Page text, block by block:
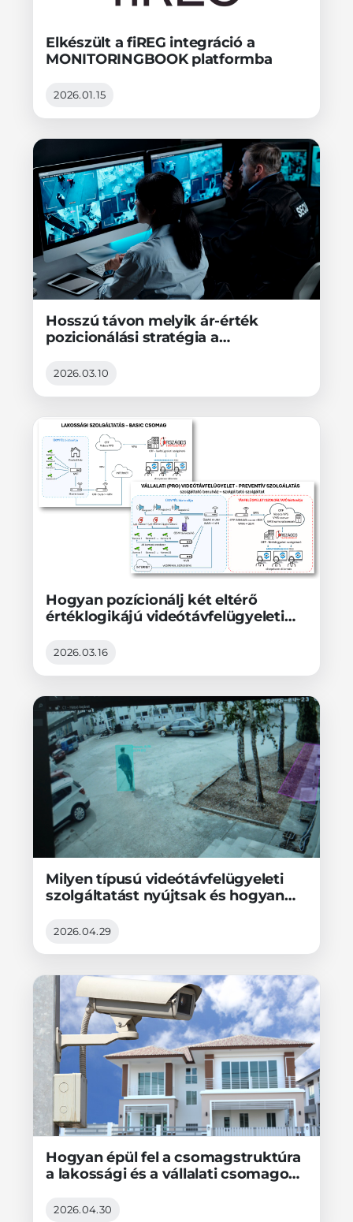
Elkészült a fiREG integráció a
MONITORINGBOOK platformba
2026.01.15
Hosszú távon melyik ár-érték
pozicionálási stratégia a
szolgáltatónak?
2026.03.10
Hogyan pozícionálj két eltérő
értéklogikájú videótávfelügyeleti
2026.03.16
Milyen típusú videótávfelügyeleti
szolgáltatást nyújtsak és hogyan
2026.04.29
Hogyan épül fel a csomagstruktúra
a lakossági és a vállalati csomagok
2026.04.30